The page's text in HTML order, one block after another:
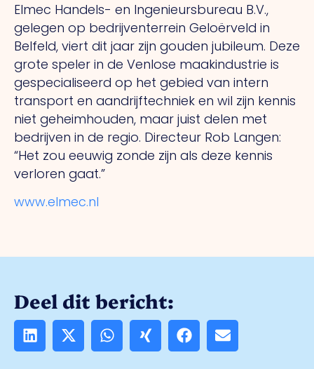
Elmec Handels- en Ingenieursbureau B.V.,
gelegen op bedrijventerrein Geloërveld in
Belfeld, viert dit jaar zijn gouden jubileum. Deze
grote speler in de Venlose maakindustrie is
gespecialiseerd op het gebied van intern
transport en aandrijftechniek en wil zijn kennis
niet geheimhouden, maar juist delen met
bedrijven in de regio. Directeur Rob Langen:
“Het zou eeuwig zonde zijn als deze kennis
verloren gaat.”
www.elmec.nl
Deel dit bericht: